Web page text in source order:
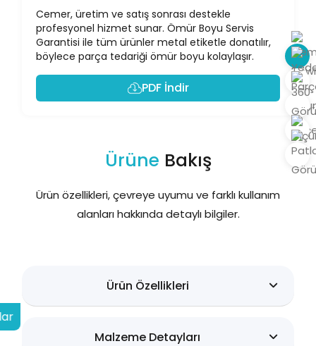
Cemer, üretim ve satış sonrası destekle
profesyonel hizmet sunar. Ömür Boyu Servis
Garantisi ile tüm ürünler metal etiketle donatılır,
böylece parça tedariği ömür boyu kolaylaşır.
PDF İndir
Ürüne Bakış
Ürün özellikleri, çevreye uyumu ve farklı kullanım
alanları hakkında detaylı bilgiler.
Ürün Özellikleri
Malzeme Detayları